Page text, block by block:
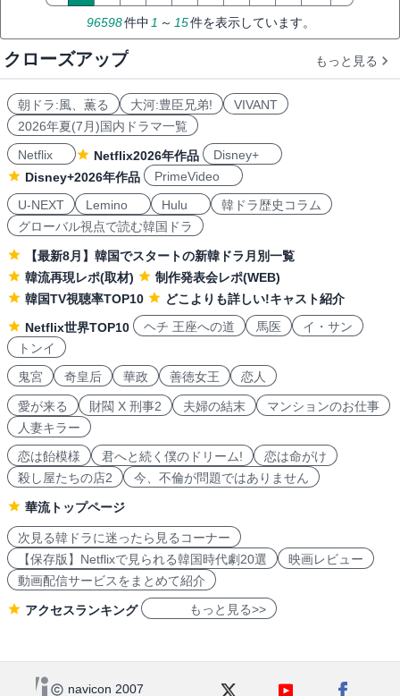
96598件中 1 ～ 15件を表示しています。
クローズアップ もっと見る
朝ドラ:風、薫る 大河:豊臣兄弟!
VIVANT
2026年夏(7月)国内ドラマ一覧
Netflix
Netflix2026年作品
Disney+
Disney+2026年作品
PrimeVideo
U-NEXT
Lemino Hulu
韓ドラ歴史コラム
グローバル視点で読む韓国ドラ
【最新8月】韓国でスタートの新韓ドラ月別一覧
韓流再現レポ(取材)
制作発表会レポ(WEB)
韓国TV視聴率TOP10
どこよりも詳しい!キャスト紹介
Netflix世界TOP10
ヘチ 王座への道 馬医
イ・サン
トンイ
鬼宮
奇皇后 華政 善徳女王 恋人
愛が来る 財閥 X 刑事2 夫婦の結末
マンションのお仕事
人妻キラー
恋は飴模様
君へと続く僕のドリーム!
恋は命がけ
殺し屋たちの店2
今、不倫が問題ではありません
華流トップページ
次見る韓ドラに迷ったら見るコーナー
【保存版】Netflixで見られる韓国時代劇20選
映画レビュー
動画配信サービスをまとめて紹介
アクセスランキング もっと見る>>
navicon 2007